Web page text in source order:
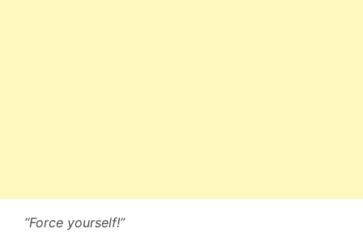
“Force yourself!”